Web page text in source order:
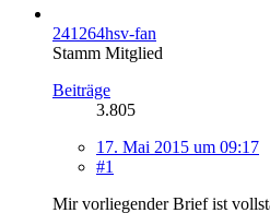
241264hsv-fan
Stamm Mitglied
Beiträge
3.805
17. Mai 2015 um 09:17
#1
Mir vorliegender Brief ist